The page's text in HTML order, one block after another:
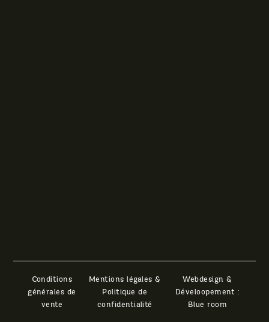
Conditions
générales de
vente
Mentions légales &
Politique de
confidentialité
Blue room